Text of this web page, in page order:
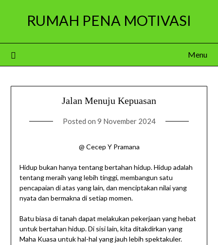
RUMAH PENA MOTIVASI
Menu
Jalan Menuju Kepuasan
Posted on 9 November 2024
@ Cecep Y Pramana
Hidup bukan hanya tentang bertahan hidup. Hidup adalah
tentang meraih yang lebih tinggi, membangun satu
pencapaian di atas yang lain, dan menciptakan nilai yang
nyata dan bermakna di setiap momen.
Batu biasa di tanah dapat melakukan pekerjaan yang hebat
untuk bertahan hidup. Di sisi lain, kita ditakdirkan yang
Maha Kuasa untuk hal-hal yang jauh lebih spektakuler.